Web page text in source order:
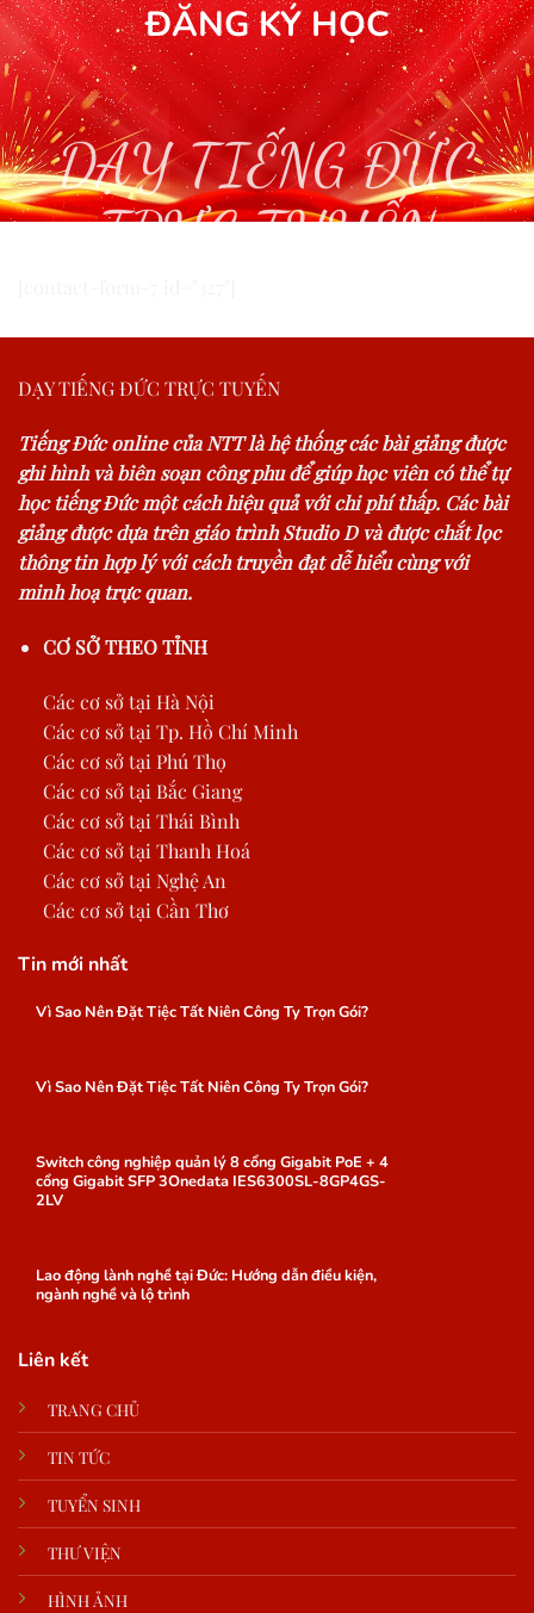
ĐĂNG KÝ HỌC
DẠY TIẾNG ĐỨC
TRỰC TUYẾN
DẠY TIẾNG ĐỨC TRỰC TUYẾN
Tiếng Đức online của NTT là hệ thống các bài giảng được
ghi hình và biên soạn công phu để giúp học viên có thể tự
học tiếng Đức một cách hiệu quả với chi phí thấp. Các bài
giảng được dựa trên giáo trình Studio D và được chắt lọc
thông tin hợp lý với cách truyền đạt dễ hiểu cùng với
minh hoạ trực quan.
CƠ SỞ THEO TỈNH
Các cơ sở tại Hà Nội
Các cơ sở tại Tp. Hồ Chí Minh
Các cơ sở tại Phú Thọ
Các cơ sở tại Bắc Giang
Các cơ sở tại Thái Bình
Các cơ sở tại Thanh Hoá
Các cơ sở tại Nghệ An
Các cơ sở tại Cần Thơ
Tin mới nhất
Vì Sao Nên Đặt Tiệc Tất Niên Công Ty Trọn Gói?
Vì Sao Nên Đặt Tiệc Tất Niên Công Ty Trọn Gói?
Switch công nghiệp quản lý 8 cổng Gigabit PoE + 4
cổng Gigabit SFP 3Onedata IES6300SL-8GP4GS-
2LV
Lao động lành nghề tại Đức: Hướng dẫn điều kiện,
ngành nghề và lộ trình
Liên kết
TRANG CHỦ
TIN TỨC
TUYỂN SINH
THƯ VIỆN
HÌNH ẢNH